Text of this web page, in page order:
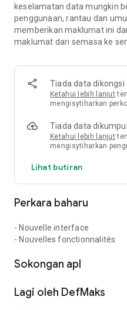
keselamatan data mungkin
penggunaan, rantau dan
memberikan maklumat ini
maklumat dari semasa ke
Tiada data
Ketahui lebih lanjut
mengisytiharkan
Tiada data
Ketahui lebih lanjut
mengisytiharkan
Lihat butiran
Perkara baharu
- Nouvelle interface
- Nouvelles fonctionnalités
Sokongan apl
Lagi oleh DefMaks